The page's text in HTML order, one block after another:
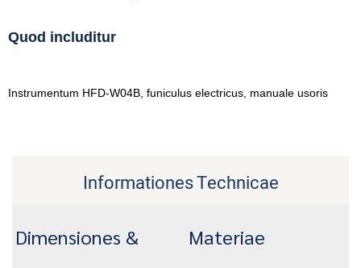
Quod includitur
Instrumentum HFD-W04B, funiculus electricus, manuale usoris
Informationes Technicae
Dimensiones & Materiae